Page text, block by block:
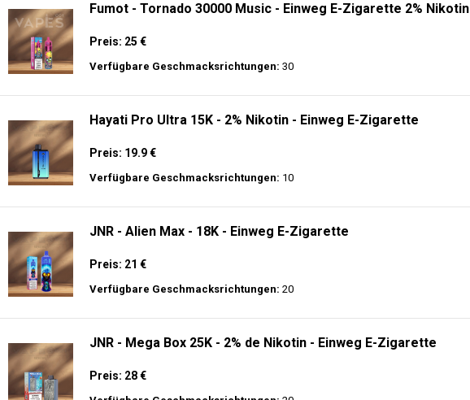
Fumot - Tornado 30000 Music - Einweg E-Zigarette 2% Nikotin
Preis: 25 €
Verfügbare Geschmacksrichtungen: 30
Hayati Pro Ultra 15K - 2% Nikotin - Einweg E-Zigarette
Preis: 19.9 €
Verfügbare Geschmacksrichtungen: 10
JNR - Alien Max - 18K - Einweg E-Zigarette
Preis: 21 €
Verfügbare Geschmacksrichtungen: 20
JNR - Mega Box 25K - 2% de Nikotin - Einweg E-Zigarette
Preis: 28 €